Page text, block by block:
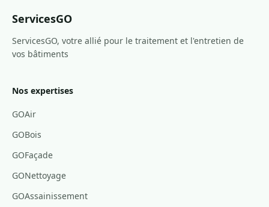
ServicesGO
ServicesGO, votre allié pour le traitement et l'entretien de
vos bâtiments
Nos expertises
GOAir
GOBois
GOFaçade
GONettoyage
GOAssainissement